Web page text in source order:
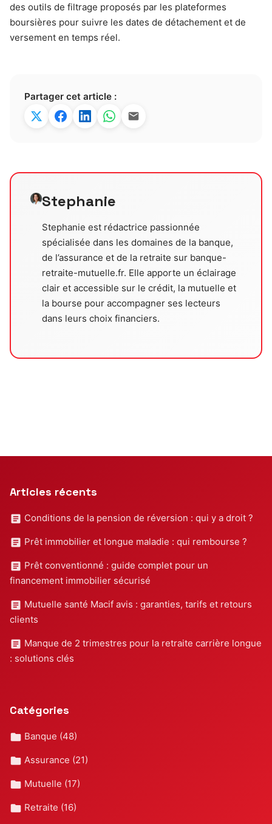
des outils de filtrage proposés par les plateformes
boursières pour suivre les dates de détachement et de
versement en temps réel.
Partager cet article :
Stephanie
Stephanie est rédactrice passionnée
spécialisée dans les domaines de la banque,
de l’assurance et de la retraite sur banque-
retraite-mutuelle.fr. Elle apporte un éclairage
clair et accessible sur le crédit, la mutuelle et
la bourse pour accompagner ses lecteurs
dans leurs choix financiers.
Articles récents
Conditions de la pension de réversion : qui y a droit ?
Prêt immobilier et longue maladie : qui rembourse ?
Prêt conventionné : guide complet pour un
financement immobilier sécurisé
Mutuelle santé Macif avis : garanties, tarifs et retours
clients
Manque de 2 trimestres pour la retraite carrière longue
: solutions clés
Catégories
Banque (48)
Assurance (21)
Mutuelle (17)
Retraite (16)